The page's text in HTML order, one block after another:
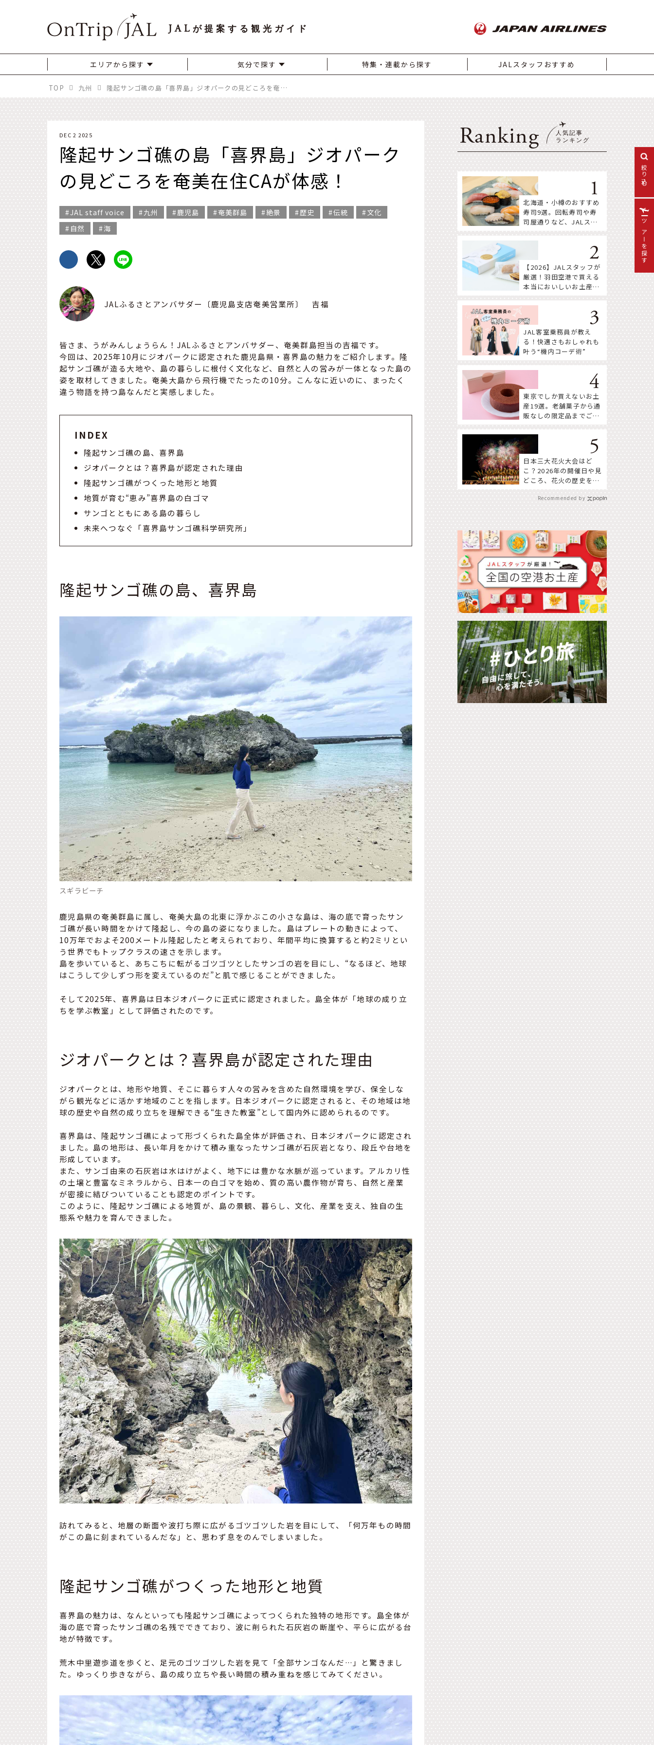
絞り込む
JAL が提案する観光ガイド
エリアから探す 気分で探す 特集・連載から探す JALスタッフおすすめ
TOP 九州 隆起サンゴ礁の島「喜界島」ジオパークの見どころを奄美在住CAが体感！
DEC 2 2025
隆起サンゴ礁の島「喜界島」ジオパーク
の見どころを奄美在住CAが体感！
JAL staff voice 九州 鹿児島 奄美群島 絶景 歴史 伝統
文化
自然
海
JALふるさとアンバサダー〔鹿児島支店奄美営業所〕 吉福
皆さま、うがみんしょうらん！JALふるさとアンバサダー、奄美群島担当の吉福です。
今回は、2025年10月にジオパークに認定された鹿児島県・喜界島の魅力をご紹介します。隆
起サンゴ礁が造る大地や、島の暮らしに根付く文化など、自然と人の営みが一体となった島の
姿を取材してきました。奄美大島から飛行機でたったの10分。こんなに近いのに、まったく
違う物語を持つ島なんだと実感しました。
INDEX
隆起サンゴ礁の島、喜界島
ジオパークとは？喜界島が認定された理由
隆起サンゴ礁がつくった地形と地質
地質が育む“恵み”喜界島の白ゴマ
サンゴとともにある島の暮らし
未来へつなぐ「喜界島サンゴ礁科学研究所」
隆起サンゴ礁の島、喜界島
スギラビーチ
鹿児島県の奄美群島に属し、奄美大島の北東に浮かぶこの小さな島は、海の底で育ったサン
ゴ礁が長い時間をかけて隆起し、今の島の姿になりました。島はプレートの動きによって、
10万年でおよそ200メートル隆起したと考えられており、年間平均に換算すると約2ミリとい
う世界でもトップクラスの速さを示します。
島を歩いていると、あちこちに転がるゴツゴツとしたサンゴの岩を目にし、“なるほど、地球
はこうして少しずつ形を変えているのだ”と肌で感じることができました。
そして2025年、喜界島は日本ジオパークに正式に認定されました。島全体が「地球の成り立
ちを学ぶ教室」として評価されたのです。
ジオパークとは？喜界島が認定された理由
ジオパークとは、地形や地質、そこに暮らす人々の営みを含めた自然環境を学び、保全しな
がら観光などに活かす地域のことを指します。日本ジオパークに認定されると、その地域は地
球の歴史や自然の成り立ちを理解できる“生きた教室”として国内外に認められるのです。
喜界島は、隆起サンゴ礁によって形づくられた島全体が評価され、日本ジオパークに認定され
ました。島の地形は、長い年月をかけて積み重なったサンゴ礁が石灰岩となり、段丘や台地を
形成しています。
また、サンゴ由来の石灰岩は水はけがよく、地下には豊かな水脈が巡っています。アルカリ性
の土壌と豊富なミネラルから、日本一の白ゴマを始め、質の高い農作物が育ち、自然と産業
が密接に結びついていることも認定のポイントです。
このように、隆起サンゴ礁による地質が、島の景観、暮らし、文化、産業を支え、独自の生
態系や魅力を育んできました。
訪れてみると、地層の断面や波打ち際に広がるゴツゴツした岩を目にして、「何万年もの時間
がこの島に刻まれているんだな」と、思わず息をのんでしまいました。
隆起サンゴ礁がつくった地形と地質
喜界島の魅力は、なんといっても隆起サンゴ礁によってつくられた独特の地形です。島全体が
海の底で育ったサンゴ礁の名残でできており、波に削られた石灰岩の断崖や、平らに広がる台
地が特徴です。
荒木中里遊歩道を歩くと、足元のゴツゴツした岩を見て「全部サンゴなんだ…」と驚きまし
た。ゆっくり歩きながら、島の成り立ちや長い時間の積み重ねを感じてみてください。
Ranking
北海道・小樽のおすすめ
寿司9選。回転寿司や寿
司屋通りなど、JALスタ
【2026】JALスタッフが
厳選！羽田空港で買える
本当においしいお土産18
JAL客室乗務員が教え
る！快適さもおしゃれも
叶う“機内コーデ術”
東京でしか買えないお土
産19選。老舗菓子から通
販なしの限定品までご紹
日本三大花火大会はど
こ？2026年の開催日や見
どころ、花火の歴史を知
Recommended by
ツアーを探す